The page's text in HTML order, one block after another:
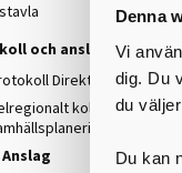
Denna
Vi
dig. Du
du
Du kan
och anslag
Direktionen
kollektivtrafik-
Anslag